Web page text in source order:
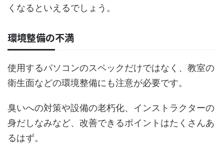
くなるといえるでしょう。
環境整備の不満
使用するパソコンのスペックだけではなく、教室の
衛生面などの環境整備にも注意が必要です。
臭いへの対策や設備の老朽化、インストラクターの
身だしなみなど、改善できるポイントはたくさんあ
るはず。